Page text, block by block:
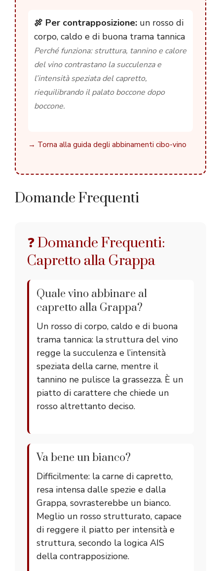
🍖 Per contrapposizione: un rosso di
corpo, caldo e di buona trama tannica
Perché funziona: struttura, tannino e calore
del vino contrastano la succulenza e
l’intensità speziata del capretto,
riequilibrando il palato boccone dopo
boccone.
→ Torna alla guida degli abbinamenti cibo-vino
Domande Frequenti
❓ Domande Frequenti:
Capretto alla Grappa
Quale vino abbinare al
capretto alla Grappa?
Un rosso di corpo, caldo e di buona
trama tannica: la struttura del vino
regge la succulenza e l’intensità
speziata della carne, mentre il
tannino ne pulisce la grassezza. È un
piatto di carattere che chiede un
rosso altrettanto deciso.
Va bene un bianco?
Difficilmente: la carne di capretto,
resa intensa dalle spezie e dalla
Grappa, sovrasterebbe un bianco.
Meglio un rosso strutturato, capace
di reggere il piatto per intensità e
struttura, secondo la logica AIS
della contrapposizione.